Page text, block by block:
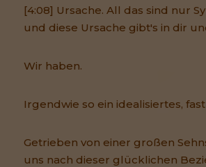
[4:08] Ursache. All das sind nur
und diese Ursache gibt's in dir
Wir haben.
Irgendwie so ein idealisiertes,
Getrieben von einer großen
uns nach dieser glücklichen